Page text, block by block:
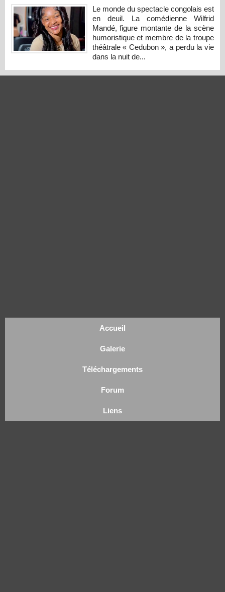
Le monde du spectacle congolais est
en deuil. La comédienne Wilfrid
Mandé, figure montante de la scène
humoristique et membre de la troupe
théâtrale « Cedubon », a perdu la vie
dans la nuit de...
Accueil
Galerie
Téléchargements
Forum
Liens